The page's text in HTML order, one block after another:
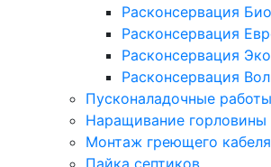
Расконсервация
Расконсервация
Расконсервация
Расконсервация
Пусконаладочные работы
Наращивание горловины
Монтаж греющего
Пайка септиков